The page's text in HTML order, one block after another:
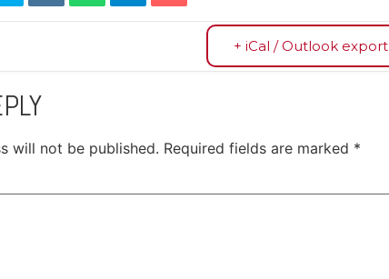
+ iCal / Outlook export
will not be published. Required fields are marked *